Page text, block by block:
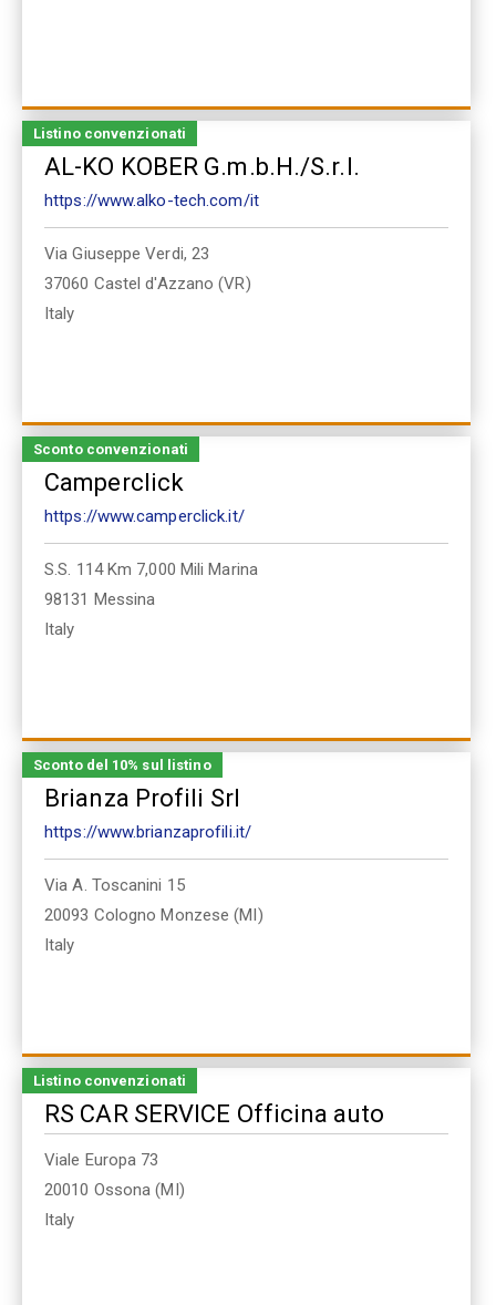
Listino convenzionati
AL-KO KOBER G.m.b.H./S.r.l.
https://www.alko-tech.com/it
Via Giuseppe Verdi, 23
37060 Castel d'Azzano (VR)
Italy
Sconto convenzionati
Camperclick
https://www.camperclick.it/
S.S. 114 Km 7,000 Mili Marina
98131 Messina
Italy
Sconto del 10% sul listino
Brianza Profili Srl
https://www.brianzaprofili.it/
Via A. Toscanini 15
20093 Cologno Monzese (MI)
Italy
Listino convenzionati
RS CAR SERVICE Officina auto
Viale Europa 73
20010 Ossona (MI)
Italy